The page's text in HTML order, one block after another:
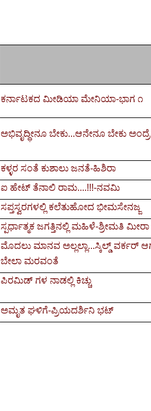
ಕರ್ನಾಟಕದ ಮೀಡಿಯಾ ಮೇನಿಯಾ-ಭಾಗ ೧
ಅಭಿವೃದ್ಧೀನೂ ಬೇಕು...ಆನೇನೂ ಬೇಕು
ಕಳ್ಳರ ಸಂತೆ ಕುಶಾಲು ಜನತೆ-ಹಿಶಿರಾ
ಐ ಹೇಟ್ ತೆನಾಲಿ ರಾಮ....!!!-ನವಮಿ
ಸಪ್ತಸ್ವರಗಳಲ್ಲಿ ಕಲೆತುಹೋದ ಭೀಮಸೇನಜ್ಜ
ಸ್ಪರ್ಧಾತ್ಮಕ ಜಗತ್ತಿನಲ್ಲಿ ಮಹಿಳೆ-ಶ್ರೀಮತಿ
ಮೊದಲು ಮಾನವ ಅಲ್ಲಲ್ಲಾ...ಸ್ಕಿಲ್ಡ್ ವರ್ಕರ್
ಬೇಲಾ ಮರವಂತೆ
ಪಿರಮಿಡ್ ಗಳ ನಾಡಲ್ಲಿ ಕಿಚ್ಚು
ಅಮೃತ ಘಳಿಗೆ-ಪ್ರಿಯದರ್ಶಿನಿ ಭಟ್